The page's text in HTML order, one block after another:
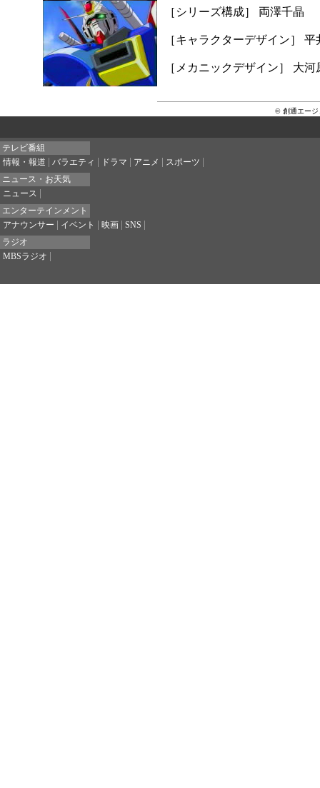
［シリーズ構成］ 両澤千晶
［キャラクターデザイン］ 平
［メカニックデザイン］ 大
© 創通エージ
テレビ番組
情報・報道
バラエティ ドラマ アニメ
スポーツ
ニュース・お天気
ニュース
エンターテインメント
アナウンサー
イベント 映画
SNS
ラジオ
MBSラジオ